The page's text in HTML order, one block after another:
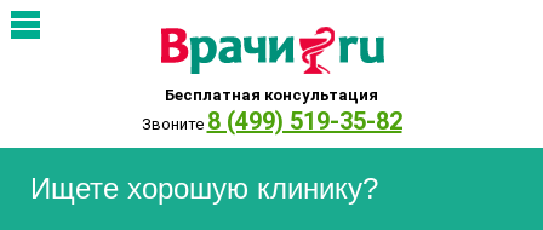
Бесплатная консультация
Звоните 8 (499) 519-35-82
Ищете хорошую клинику?